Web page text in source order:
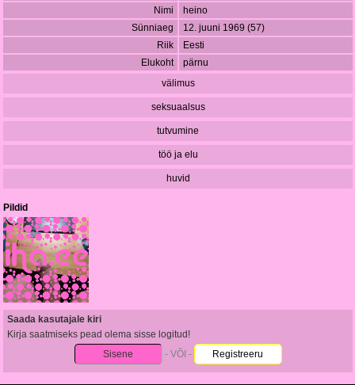
Nimi
heino
Sünniaeg
12. juuni 1969 (57)
Riik
Eesti
Elukoht
pärnu
välimus
seksuaalsus
tutvumine
töö ja elu
huvid
Pildid
Saada kasutajale kiri
Kirja saatmiseks pead olema sisse logitud!
Sisene
- VÕI - Registreeru